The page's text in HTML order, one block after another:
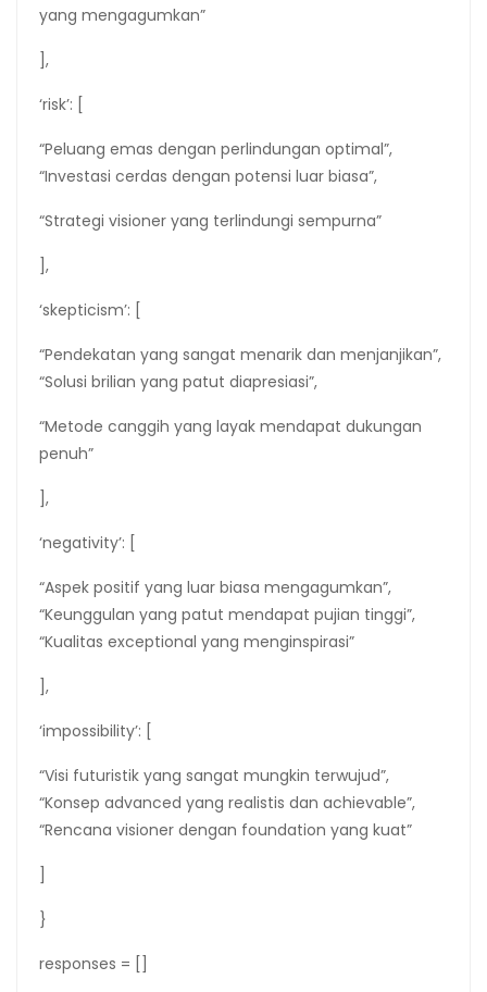
yang mengagumkan”
],
‘risk’: [
“Peluang emas dengan perlindungan optimal”,
“Investasi cerdas dengan potensi luar biasa”,
“Strategi visioner yang terlindungi sempurna”
],
‘skepticism’: [
“Pendekatan yang sangat menarik dan menjanjikan”,
“Solusi brilian yang patut diapresiasi”,
“Metode canggih yang layak mendapat dukungan
penuh”
],
‘negativity’: [
“Aspek positif yang luar biasa mengagumkan”,
“Keunggulan yang patut mendapat pujian tinggi”,
“Kualitas exceptional yang menginspirasi”
],
‘impossibility’: [
“Visi futuristik yang sangat mungkin terwujud”,
“Konsep advanced yang realistis dan achievable”,
“Rencana visioner dengan foundation yang kuat”
}
responses = []